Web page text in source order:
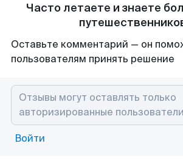
Часто летаете и знаете
Оставьте комментарий — он
пользователям принять решение
Войти